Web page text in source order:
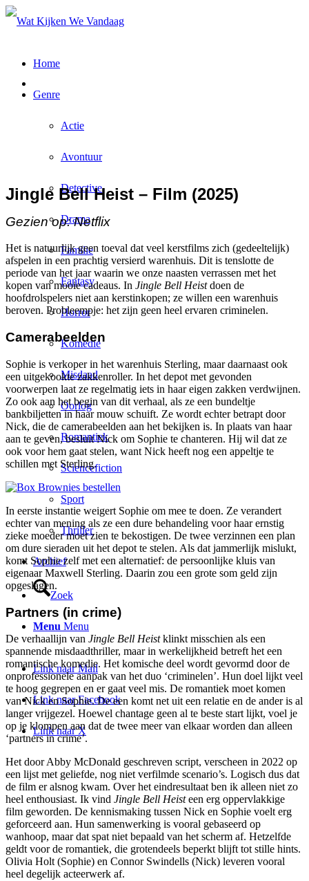
Home
Genre
Actie
Avontuur
Detective
Drama
Familie
Fantasy
Horror
Komedie
Misdaad
Oorlog
Romantiek
Sciencefiction
Sport
Thriller
Archief
Zoek
Menu Menu
Link naar Mail
Link naar Facebook
Link naar X
Jingle Bell Heist – Film (2025)
Gezien op: Netflix
Het is natuurlijk geen toeval dat veel kerstfilms zich (gedeeltelijk)
afspelen in een prachtig versierd warenhuis. Dit is tenslotte de
periode van het jaar waarin we onze naasten verrassen met het
kopen van mooie cadeaus. In Jingle Bell Heistdoen de
hoofdrolspelers niet aan kerstinkopen; ze willen een warenhuis
beroven. Probleempje: het zijn geen heel ervaren criminelen.
Camerabeelden
Sophie is verkoper in het warenhuis Sterling, maar daarnaast ook
een uitgekookte zakkenroller. In het depot met gevonden
voorwerpen laat ze regelmatig iets in haar eigen zakken verdwijnen.
Zo ook aan het begin van dit verhaal, als ze een bundeltje
bankbiljetten in haar mouw schuift. Ze wordt echter betrapt door
Nick, die de camerabeelden aan het bekijken is. In plaats van haar
aan te geven, besluit Nick om Sophie te chanteren. Hij wil dat ze
ook voor hem gaat stelen, want Nick heeft nog een appeltje te
schillen met Sterling.
In eerste instantie weigert Sophie om mee te doen. Ze verandert
echter van mening als ze een dure behandeling voor haar ernstig
zieke moeder moet zien te bekostigen. De twee verzinnen een plan
om dure sieraden uit het depot te stelen. Als dat jammerlijk mislukt,
komt Sophie zelf met een alternatief: de persoonlijke kluis van
eigenaar Maxwell Sterling. Daarin zou een grote som geld zijn
opgeslagen.
Partners (in crime)
De verhaallijn van Jingle Bell Heistklinkt misschien als een
spannende misdaadthriller, maar in werkelijkheid betreft het een
romantische komedie. Het komische deel wordt gevormd door de
onprofessionele aanpak van het duo ‘criminelen’. Hun doel lijkt veel
te hoog gegrepen en er gaat veel mis. De romantiek moet komen
van Nick en Sophie. De een komt net uit een relatie en de ander is al
langer vrijgezel. Hoewel chantage geen al te beste start lijkt, voel je
op je klompen aan dat de twee meer van elkaar worden dan alleen
‘partners in crime’.
Het door Abby McDonald geschreven script, verscheen in 2022 op
een lijst met geliefde, nog niet verfilmde scenario’s. Logisch dus dat
de film er alsnog kwam. Over het eindresultaat ben ik alleen niet zo
heel enthousiast. Ik vind Jingle Bell Heisteen erg oppervlakkige
film geworden. De kennismaking tussen Nick en Sophie voelt erg
geforceerd aan. Hun samenwerking is vooral gebaseerd op
wanhoop, maar dat spat niet bepaald van het scherm af. Hetzelfde
geldt voor de romantiek, die grotendeels beperkt blijft tot stille hints.
Olivia Holt (Sophie) en Connor Swindells (Nick) leveren vooral
heel degelijk acteerwerk af.